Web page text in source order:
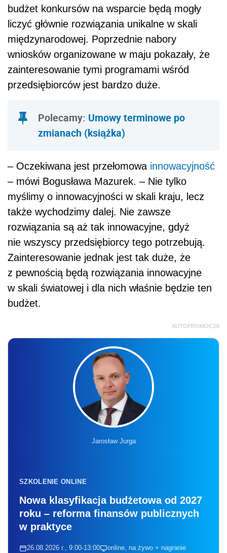
budżet konkursów na wsparcie będą mogły
liczyć głównie rozwiązania unikalne w skali
międzynarodowej. Poprzednie nabory
wniosków organizowane w maju pokazały, że
zainteresowanie tymi programami wśród
przedsiębiorców jest bardzo duże.
Polecamy: Umowy terminowe po
zmianach (książka)
– Oczekiwana jest przełomowa innowacyjność
– mówi Bogusława Mazurek. – Nie tylko
myślimy o innowacyjności w skali kraju, lecz
także wychodzimy dalej. Nie zawsze
rozwiązania są aż tak innowacyjne, gdyż
nie wszyscy przedsiębiorcy tego potrzebują.
Zainteresowanie jednak jest tak duże, że
z pewnością będą rozwiązania innowacyjne
w skali światowej i dla nich właśnie będzie ten
budżet.
AUTOPROMOCJA
Jarosław Jurga
SZKOLENIE ONLINE
Nowa klasyfikacja budżetowa od 2027
roku – reforma finansów publicznych
w praktyce
26.08.2026 r., 9:00-13:00 online, na żywo + nagranie